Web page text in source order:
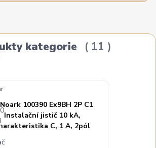
kategorie 11